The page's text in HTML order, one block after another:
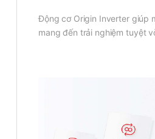
Động cơ Origin Inverter giúp
mang đến trải nghiệm tuyệt